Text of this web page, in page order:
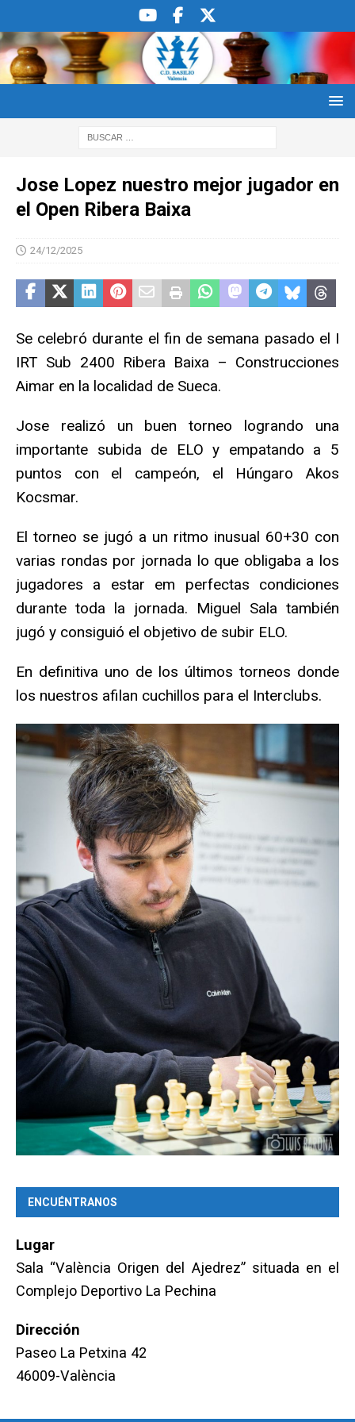
Jose Lopez nuestro mejor jugador en
el Open Ribera Baixa
24/12/2025
Se celebró durante el fin de semana pasado el I
IRT Sub 2400 Ribera Baixa – Construcciones
Aimar en la localidad de Sueca.
Jose realizó un buen torneo logrando una
importante subida de ELO y empatando a 5
puntos con el campeón, el Húngaro Akos
Kocsmar.
El torneo se jugó a un ritmo inusual 60+30 con
varias rondas por jornada lo que obligaba a los
jugadores a estar em perfectas condiciones
durante toda la jornada. Miguel Sala también
jugó y consiguió el objetivo de subir ELO.
En definitiva uno de los últimos torneos donde
los nuestros afilan cuchillos para el Interclubs.
ENCUÉNTRANOS
Lugar
Sala “València Origen del Ajedrez” situada en el
Complejo Deportivo La Pechina
Dirección
Paseo La Petxina 42
46009-València